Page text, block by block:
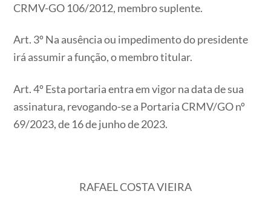
CRMV-GO 106/2012, membro suplente.
Art. 3º Na ausência ou impedimento do presidente
irá assumir a função, o membro titular.
Art. 4º Esta portaria entra em vigor na data de sua
assinatura, revogando-se a Portaria CRMV/GO nº
69/2023, de 16 de junho de 2023.
RAFAEL COSTA VIEIRA